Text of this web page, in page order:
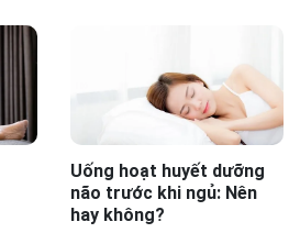
Uống hoạt huyết dưỡng
não trước khi ngủ: Nên
hay không?